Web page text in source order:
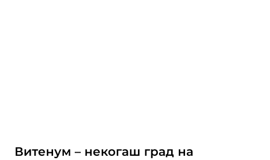
Витенум – некогаш град на